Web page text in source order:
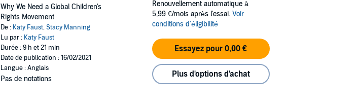
Why We Need a Global Children's
Rights Movement
De : Katy Faust,Stacy Manning
Lu par : Katy Faust
Durée : 9 h et 21 min
Date de publication : 16/02/2021
Langue : Anglais
Pas de notations
Renouvellement automatique à
5,99 €/mois après l'essai. Voir
conditions d'éligibilité
Essayez pour 0,00 €
Plus d'options d'achat